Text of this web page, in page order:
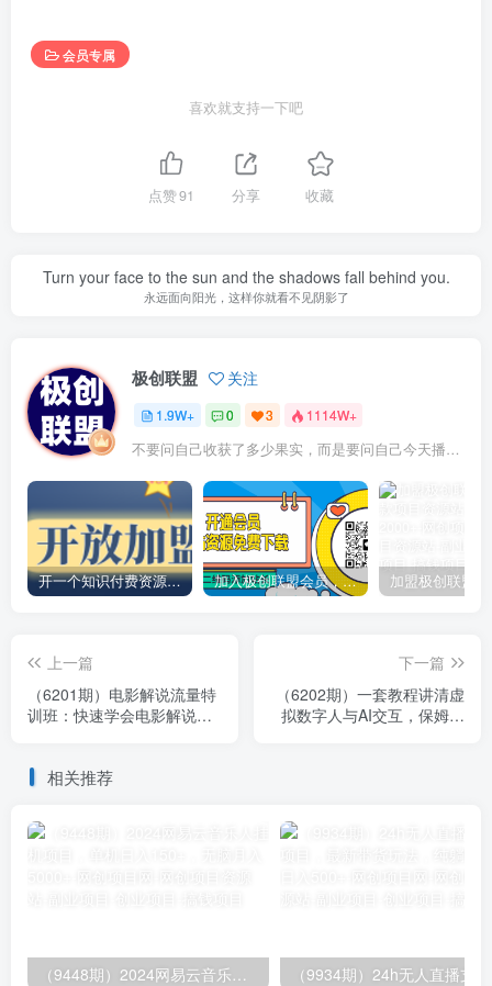
会员专属
喜欢就支持一下吧
点赞91 分享 收藏
Turn your face to the sun and the shadows fall behind you.
永远面向阳光，这样你就看不见阴影了
极创联盟 关注
1.9W+ 0 3 1114W+
不要问自己收获了多少果实，而是要问自己今天播种了多少种子
开一个知识付费资源网站，小白也能日入1000+ 加入极创联盟会员，全站资源免费学习。
上一篇
（6201期）电影解说流量特
训班：快速学会电影解说，
下一篇
（6202期）一套教程讲清虚
拟数字人与AI交互，保姆级
相关推荐
（9448期）2024网易云音乐人挂机项目，单机日入150+，无脑月入5000+